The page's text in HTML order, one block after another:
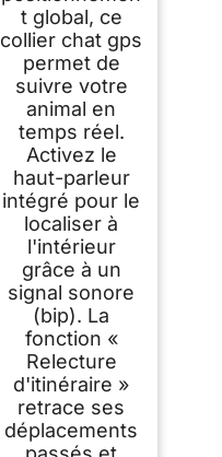
t global, ce
collier chat gps
permet de
suivre votre
animal en
temps réel.
Activez le
haut-parleur
intégré pour le
localiser à
l'intérieur
grâce à un
signal sonore
(bip). La
fonction «
Relecture
d'itinéraire »
retrace ses
déplacements